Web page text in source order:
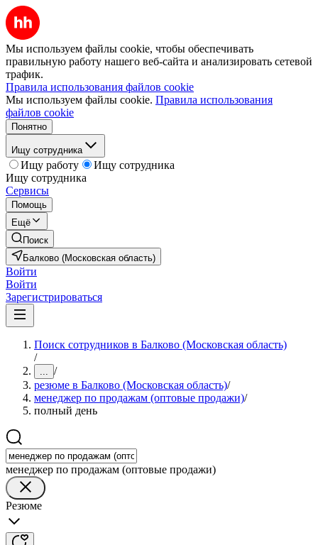
Мы используем файлы cookie, чтобы обеспечивать
правильную работу нашего веб-сайта и анализировать сетевой
трафик.
Правила использования файлов cookie
Мы используем файлы cookie. Правила использования
файлов cookie
Понятно
Ищу сотрудника
Ищу работу
Ищу сотрудника
Ищу сотрудника
Сервисы
Помощь
Ещё
Поиск
Балково (Московская область)
Войти
Войти
Зарегистрироваться
Поиск сотрудников в Балково (Московская область)
/
... /
резюме в Балково (Московская область)/
менеджер по продажам (оптовые продажи)/
полный день
менеджер по продажам (оптовые продажи)
Резюме